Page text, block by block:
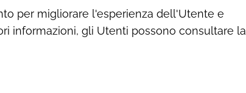
per migliorare l'esperienza dell'Utente e
informazioni, gli Utenti possono consultare la